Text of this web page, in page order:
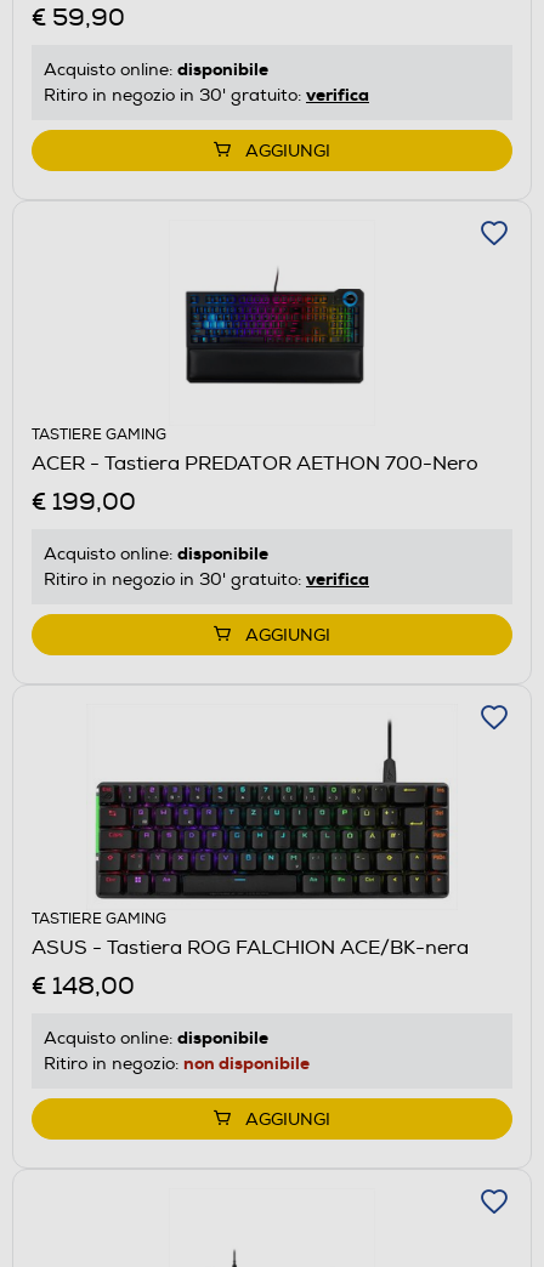
€ 59,90
Acquisto online: disponibile
Ritiro in negozio in 30' gratuito: verifica
AGGIUNGI
TASTIERE GAMING
ACER - Tastiera PREDATOR AETHON 700-Nero
€ 199,00
Acquisto online: disponibile
Ritiro in negozio in 30' gratuito: verifica
AGGIUNGI
TASTIERE GAMING
ASUS - Tastiera ROG FALCHION ACE/BK-nera
€ 148,00
Acquisto online: disponibile
Ritiro in negozio: non disponibile
AGGIUNGI